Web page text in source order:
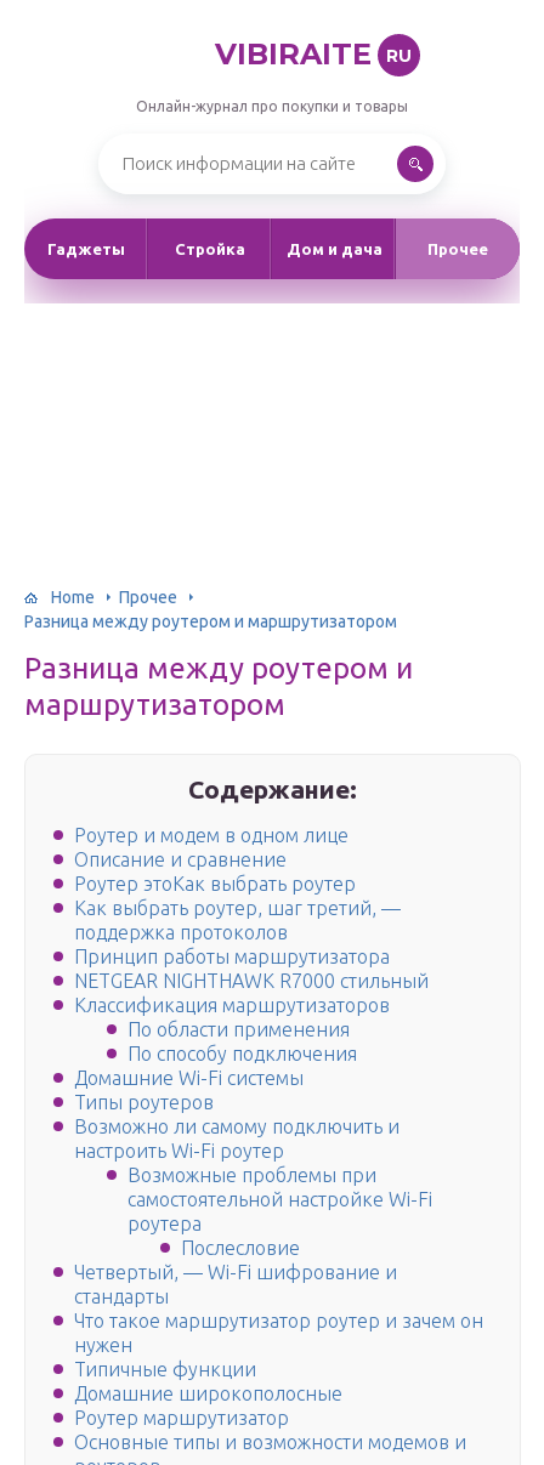
VIBIRAITE RU
Онлайн-журнал про покупки и товары
Гаджеты Стройка Дом и дача Прочее
Home
Прочее
Разница между роутером и маршрутизатором
Разница между роутером и
маршрутизатором
Содержание:
Роутер и модем в одном лице
Описание и сравнение
Роутер этоКак выбрать роутер
Как выбрать роутер, шаг третий, —
поддержка протоколов
Принцип работы маршрутизатора
NETGEAR NIGHTHAWK R7000 стильный
Классификация маршрутизаторов
По области применения
По способу подключения
Домашние Wi-Fi системы
Типы роутеров
Возможно ли самому подключить и
настроить Wi-Fi роутер
Возможные проблемы при
самостоятельной настройке Wi-Fi
роутера
Послесловие
Четвертый, — Wi-Fi шифрование и
стандарты
Что такое маршрутизатор роутер и зачем он
нужен
Типичные функции
Домашние широкополосные
Роутер маршрутизатор
Основные типы и возможности модемов и